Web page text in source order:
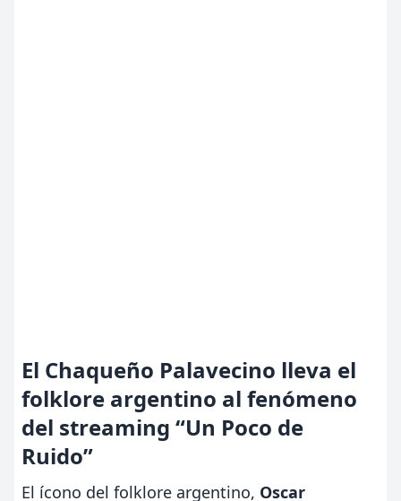
El Chaqueño Palavecino lleva el
folklore argentino al fenómeno
del streaming “Un Poco de
Ruido”
El ícono del folklore argentino, Oscar